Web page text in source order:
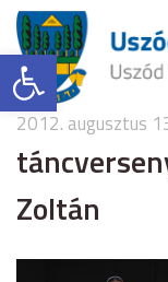
Eszköztár
2012. augusztus
Zoltán